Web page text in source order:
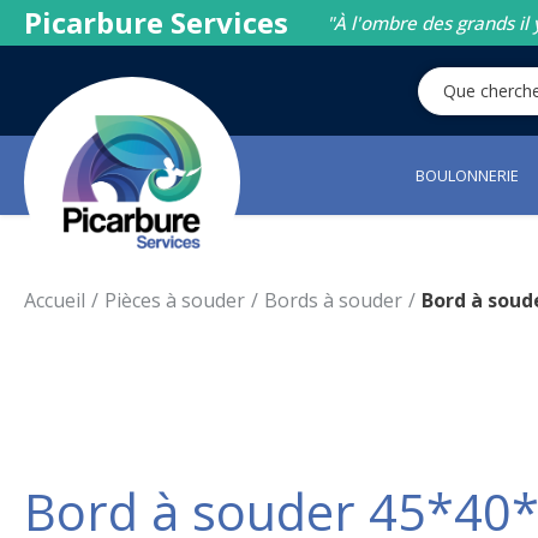
Picarbure Services "À l'ombre des grands
BOULONNERIE
Accueil Pièces à souder Bords à souder Bord à
Bord à souder